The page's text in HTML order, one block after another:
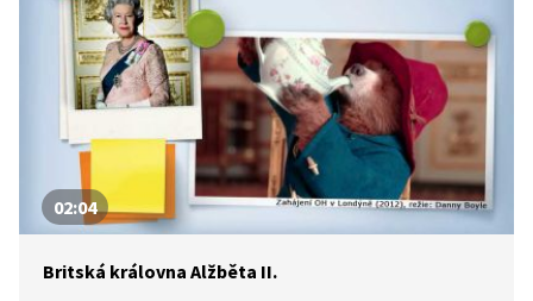
02:04
Britská královna Alžběta II.